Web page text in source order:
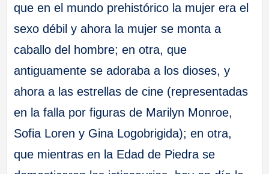
que en el mundo prehistórico la mujer era el
sexo débil y ahora la mujer se monta a
caballo del hombre; en otra, que
antiguamente se adoraba a los dioses, y
ahora a las estrellas de cine (representadas
en la falla por figuras de Marilyn Monroe,
Sofia Loren y Gina Logobrigida); en otra,
que mientras en la Edad de Piedra se